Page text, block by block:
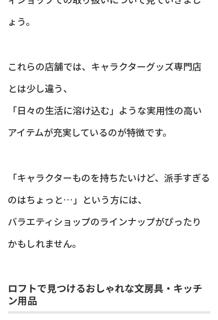
ょう。
これらの店舗では、キャラクターグッズ専門店
とは少し違う、
「日々の生活に溶け込む」ような実用性の高い
アイテムが充実しているのが特徴です。
「キャラクターものを持ちたいけど、派手すぎる
のはちょっと…」という方には、
バラエティショップのラインナップがぴったり
かもしれません。
ロフトで見つけるおしゃれな文房具・キッチ
ン用品